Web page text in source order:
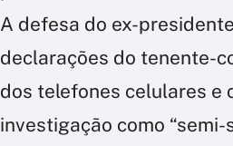
A defesa do ex-
declarações do tenente-
dos telefones celulares e
investigação como “semi-